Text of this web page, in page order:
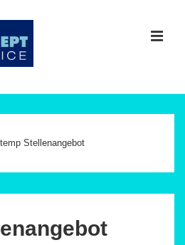
temp Stellenangebot